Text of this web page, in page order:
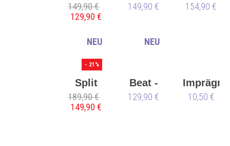
Low-
Top
🌱
149,90 €
129,90 €
149,90 € 154,90 €
Split
Sole
Derek
189,90 €
149,90 €
- 21%
NEU
Beat -
all
129,90 €
NEU
10,50 €